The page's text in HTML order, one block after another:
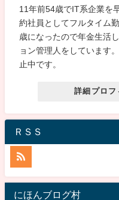
11年前54歳でIT系企業を
約社員としてフルタイム
歳になったので年金生活
ョン管理人をしています
止中です。
詳細プロフ
ＲＳＳ
にほんブログ村